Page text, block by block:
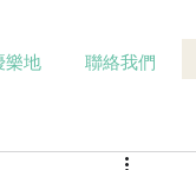
樂地 聯絡我們